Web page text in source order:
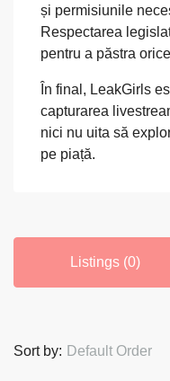
și permisiunile
Respectarea
pentru a păstra
În final, LeakGirls
capturarea
nici nu uita să
pe piață.
Listings (0)
Sort by: Default Order